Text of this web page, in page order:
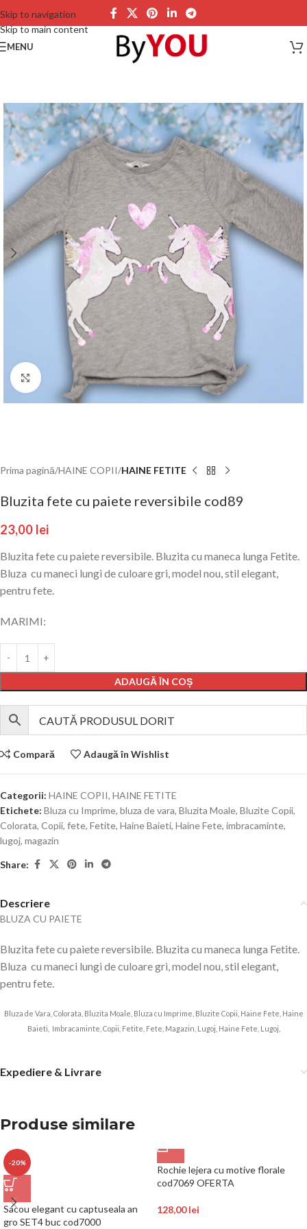
Skip to navigation
Skip to main content
MENU
Click to enlarge
Prima pagină HAINE COPII HAINE FETITE
Bluzita fete cu paiete reversibile cod89
23,00 lei
Bluzita fete cu paiete reversibile. Bluzita cu maneca lunga Fetite.
Bluza cu maneci lungi de culoare gri, model nou, stil elegant,
pentru fete.
MARIMI:
ADAUGĂ ÎN COȘ
Compară Adaugă în Wishlist
Categorii: HAINE COPII, HAINE FETITE
Etichete: Bluza cu Imprime, bluza de vara, Bluzita Moale, Bluzite Copii,
Colorata, Copii, fete, Fetite, Haine Baieti, Haine Fete, imbracaminte,
lugoj, magazin
Share:
Descriere
BLUZA CU PAIETE
Bluzita fete cu paiete reversibile. Bluzita cu maneca lunga Fetite.
Bluza cu maneci lungi de culoare gri, model nou, stil elegant,
pentru fete.
Bluza de Vara, Colorata, Bluzita Moale, Bluza cu Imprime, Bluzite Copii, Haine Fete, Haine
Baieti, Imbracaminte, Copii, Fetite, Fete, Magazin, Lugoj, Haine Fete, Lugoj,
Expediere & Livrare
Produse similare
-20%
Sacou elegant cu captuseala an
gro SET4 buc cod7000
Rochie lejera cu motive florale
cod7069 OFERTA
128,00lei